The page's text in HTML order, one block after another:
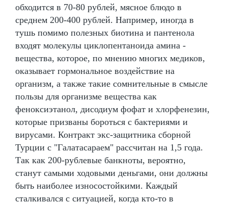
обходится в 70-80 рублей, мясное блюдо в
среднем 200-400 рублей. Например, иногда в
тушь помимо полезных биотина и пантенола
входят молекулы циклопентаноида амина -
вещества, которое, по мнению многих медиков,
оказывает гормональное воздействие на
организм, а также такие сомнительные в смысле
пользы для организме вещества как
феноксиэтанол, дисодиум фофат и хлорфенезин,
которые призваны бороться с бактериями и
вирусами. Контракт экс-защитника сборной
Турции с "Галатасараем" рассчитан на 1,5 года.
Так как 200-рублевые банкноты, вероятно,
станут самыми ходовыми деньгами, они должны
быть наиболее износостойкими. Каждый
сталкивался с ситуацией, когда кто-то в